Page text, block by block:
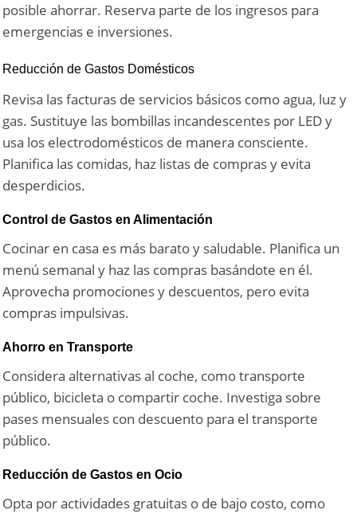
posible ahorrar. Reserva parte de los ingresos para
emergencias e inversiones.
Reducción de Gastos Domésticos
Revisa las facturas de servicios básicos como agua, luz y
gas. Sustituye las bombillas incandescentes por LED y
usa los electrodomésticos de manera consciente.
Planifica las comidas, haz listas de compras y evita
desperdicios.
Control de Gastos en Alimentación
Cocinar en casa es más barato y saludable. Planifica un
menú semanal y haz las compras basándote en él.
Aprovecha promociones y descuentos, pero evita
compras impulsivas.
Ahorro en Transporte
Considera alternativas al coche, como transporte
público, bicicleta o compartir coche. Investiga sobre
pases mensuales con descuento para el transporte
público.
Reducción de Gastos en Ocio
Opta por actividades gratuitas o de bajo costo, como